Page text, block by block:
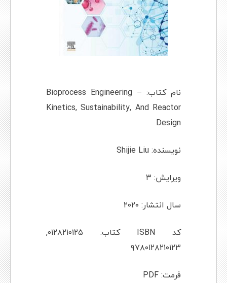
نام کتاب: Bioprocess Engineering –
Kinetics, Sustainability, And Reactor
Design
نویسنده: Shijie Liu
ویرایش: ۳
سال انتشار: ۲۰۲۰
کد ISBN کتاب: ۰۱۲۸۲۱۰۱۲۵,
۹۷۸۰۱۲۸۲۱۰۱۲۳
فرمت: PDF